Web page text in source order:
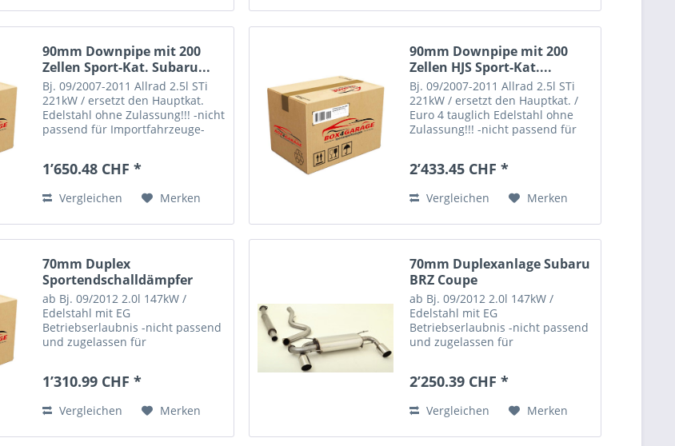
90mm Downpipe mit 200
Zellen Sport-Kat. Subaru...
Bj. 09/2007-2011 Allrad 2.5l STi
221kW / ersetzt den Hauptkat.
Edelstahl ohne Zulassung!!! -nicht
passend für Importfahrzeuge-
ÖFFENTLICHEN STRAßENVERKEHR
EXPORT!!!
1’650.48 CHF *
Vergleichen Merken
90mm Downpipe mit 200
Zellen HJS Sport-Kat....
Bj. 09/2007-2011 Allrad 2.5l STi
221kW / ersetzt den Hauptkat. /
Euro 4 tauglich Edelstahl ohne
Zulassung!!! -nicht passend für
NUTZUNG IM ÖFFENTLICHEN
2’433.45 CHF *
Vergleichen Merken
70mm Duplex
Sportendschalldämpfer
Subaru BRZ Coupe
ab Bj. 09/2012 2.0l 147kW /
Edelstahl mit EG
Betriebserlaubnis -nicht passend
und zugelassen für
1’310.99 CHF *
Vergleichen Merken
70mm Duplexanlage Subaru
BRZ Coupe
ab Bj. 09/2012 2.0l 147kW /
Edelstahl mit EG
Betriebserlaubnis -nicht passend
und zugelassen für
2’250.39 CHF *
Vergleichen Merken